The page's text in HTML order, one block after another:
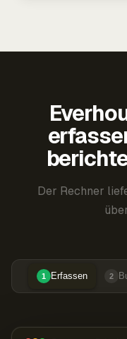
Der Rechner
1 Erfassen 2